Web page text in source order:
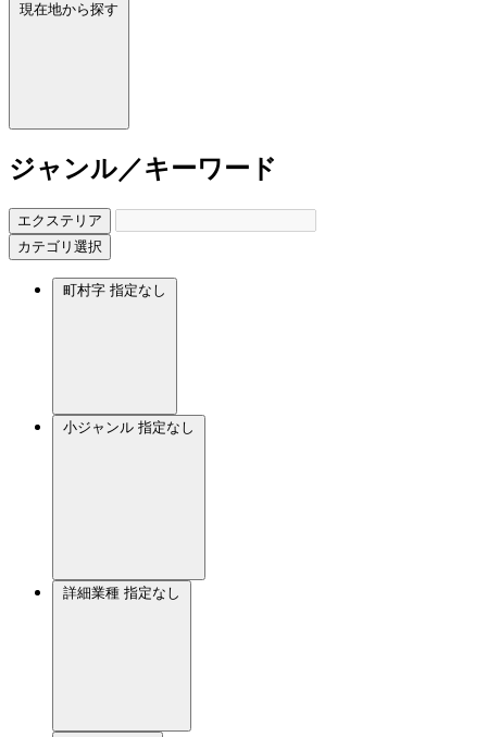
現在地から探す
ジャンル／キーワード
エクステリア
カテゴリ選択
町村字 指定なし
小ジャンル 指定なし
詳細業種 指定なし